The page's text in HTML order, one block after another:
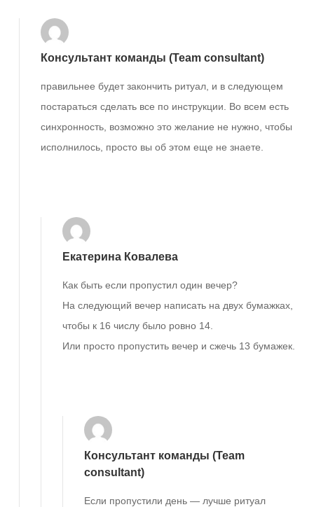
Консультант команды (Team consultant)
правильнее будет закончить ритуал, и в следующем
постараться сделать все по инструкции. Во всем есть
синхронность, возможно это желание не нужно, чтобы
исполнилось, просто вы об этом еще не знаете.
Екатерина Ковалева
Как быть если пропустил один вечер?
На следующий вечер написать на двух бумажках,
чтобы к 16 числу было ровно 14.
Или просто пропустить вечер и сжечь 13 бумажек.
Консультант команды (Team
consultant)
Если пропустили день — лучше ритуал